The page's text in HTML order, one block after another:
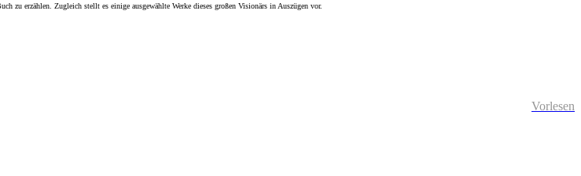
zu erzählen. Zugleich stellt es einige ausgewählte Werke dieses großen Visionärs in Auszügen vor.
Vorlesen